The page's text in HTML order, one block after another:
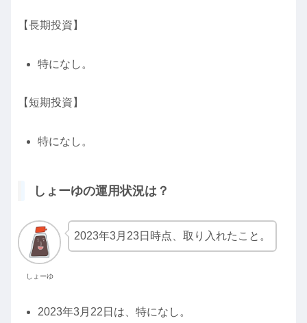
【長期投資】
特になし。
【短期投資】
特になし。
しょーゆの運用状況は？
しょーゆ
2023年3月23日時点、取り入れたこと。
2023年3月22日は、特になし。